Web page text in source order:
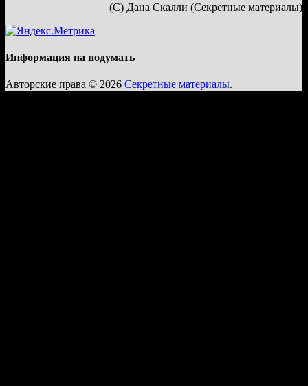
(С) Дана Скалли (Секретные материалы)
Информация на подумать
Авторские права © 2026 Секретные материалы.